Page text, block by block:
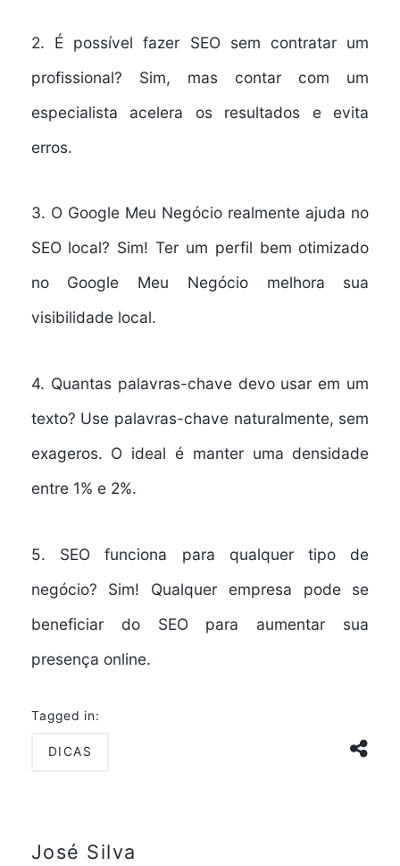
2. É possível fazer SEO sem contratar um
profissional? Sim, mas contar com um
especialista acelera os resultados e evita
erros.
3. O Google Meu Negócio realmente ajuda no
SEO local? Sim! Ter um perfil bem otimizado
no Google Meu Negócio melhora sua
visibilidade local.
4. Quantas palavras-chave devo usar em um
texto? Use palavras-chave naturalmente, sem
exageros. O ideal é manter uma densidade
entre 1% e 2%.
5. SEO funciona para qualquer tipo de
negócio? Sim! Qualquer empresa pode se
beneficiar do SEO para aumentar sua
presença online.
Tagged in:
DICAS
José Silva